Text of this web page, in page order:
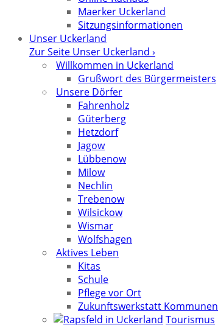
Maerker Uckerland
Sitzungsinformationen
Unser Uckerland
Zur Seite Unser Uckerland ›
Willkommen in Uckerland
Grußwort des Bürgermeisters
Unsere Dörfer
Fahrenholz
Güterberg
Hetzdorf
Jagow
Lübbenow
Milow
Nechlin
Trebenow
Wilsickow
Wismar
Wolfshagen
Aktives Leben
Kitas
Schule
Pflege vor Ort
Zukunftswerkstatt Kommunen
Tourismus